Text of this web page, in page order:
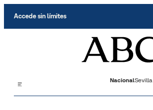
Accede sin límites
NacionalSevilla